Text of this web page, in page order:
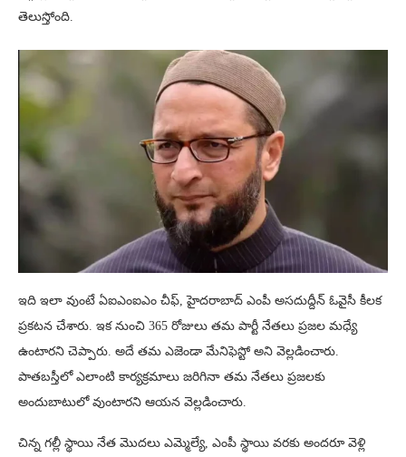
తెలుస్తోంది.
ఇది ఇలా వుంటే ఏఐఎంఐఎం చీఫ్, హైదరాబాద్ ఎంపీ అసదుద్దీన్ ఓవైసీ కీలక
ప్రకటన చేశారు. ఇక నుంచి 365 రోజులు తమ పార్టీ నేతలు ప్రజల మధ్యే
ఉంటారని చెప్పారు. అదే తమ ఎజెండా మేనిఫెస్టో అని వెల్లడించారు.
పాతబస్తీలో ఎలాంటి కార్యక్రమాలు జరిగినా తమ నేతలు ప్రజలకు
అందుబాటులో వుంటారని ఆయన వెల్లడించారు.
చిన్న గల్లీ స్థాయి నేత మొదలు ఎమ్మెల్యే, ఎంపీ స్థాయి వరకు అందరూ వెళ్లి